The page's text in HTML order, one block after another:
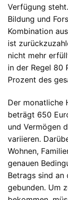
Verfügung
Bildung und
Kombination
ist
nicht mehr
in der Regel 80
Prozent des
Der monatliche
beträgt 650
und Vermögen
variieren.
Wohnen,
genauen
Betrags sind an
gebunden. Um